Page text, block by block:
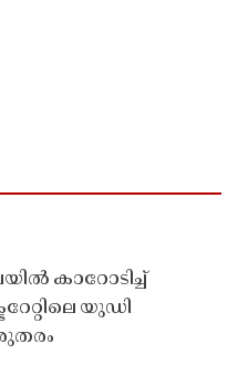
കാറോടിച്ച്
യുഡി